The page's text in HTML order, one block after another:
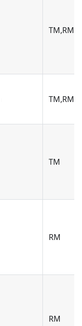
TM,RM
TM,RM
TM
RM
RM